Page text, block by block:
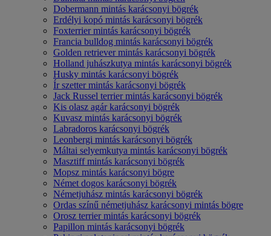
Dobermann mintás karácsonyi bögrék
Erdélyi kopó mintás karácsonyi bögrék
Foxterrier mintás karácsonyi bögrék
Francia bulldog mintás karácsonyi bögrék
Golden retriever mintás karácsonyi bögrék
Holland juhászkutya mintás karácsonyi bögrék
Husky mintás karácsonyi bögrék
Ír szetter mintás karácsonyi bögrék
Jack Russel terrier mintás karácsonyi bögrék
Kis olasz agár karácsonyi bögrék
Kuvasz mintás karácsonyi bögrék
Labradoros karácsonyi bögrék
Leonbergi mintás karácsonyi bögrék
Máltai selyemkutya mintás karácsonyi bögrék
Masztiff mintás karácsonyi bögrék
Mopsz mintás karácsonyi bögre
Német dogos karácsonyi bögrék
Németjuhász mintás karácsonyi bögrék
Ordas színű németjuhász karácsonyi mintás bögre
Orosz terrier mintás karácsonyi bögrék
Papillon mintás karácsonyi bögrék